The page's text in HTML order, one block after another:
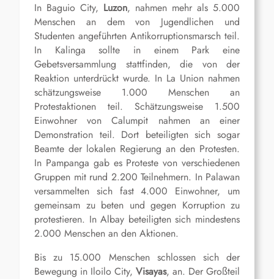
In Baguio City, Luzon, nahmen mehr als 5.000
Menschen an dem von Jugendlichen und
Studenten angeführten Antikorruptionsmarsch teil.
In Kalinga sollte in einem Park eine
Gebetsversammlung stattfinden, die von der
Reaktion unterdrückt wurde. In La Union nahmen
schätzungsweise 1.000 Menschen an
Protestaktionen teil. Schätzungsweise 1.500
Einwohner von Calumpit nahmen an einer
Demonstration teil. Dort beteiligten sich sogar
Beamte der lokalen Regierung an den Protesten.
In Pampanga gab es Proteste von verschiedenen
Gruppen mit rund 2.200 Teilnehmern. In Palawan
versammelten sich fast 4.000 Einwohner, um
gemeinsam zu beten und gegen Korruption zu
protestieren. In Albay beteiligten sich mindestens
2.000 Menschen an den Aktionen.
Bis zu 15.000 Menschen schlossen sich der
Bewegung in Iloilo City, Visayas, an. Der Großteil